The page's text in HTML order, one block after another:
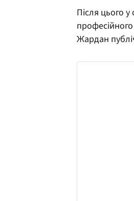
Після цього
Жардан